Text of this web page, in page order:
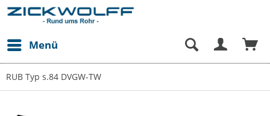
Menü
RUB Typ s.84 DVGW-TW